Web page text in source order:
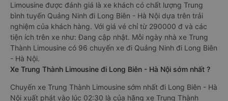
Limousine được đánh giá là xe khách có chất lượng Trung
bình tuyến Quảng Ninh đi Long Biên - Hà Nội dựa trên trải
nghiệm của khách hàng. Với giá vé chỉ từ 290000 đ và các
tiện ích trên xe như: Đang cập nhật. Mỗi ngày nhà xe Trung
Thành Limousine có 96 chuyến xe đi Quảng Ninh đi Long Biên
- Hà Nội.
Xe Trung Thành Limousine đi Long Biên - Hà Nội sớm nhất ?
Chuyến xe Trung Thành Limousine sớm nhất đi Long Biên - Hà
Nội xuất phát vào lúc 02:30 là của hãng xe Trung Thành